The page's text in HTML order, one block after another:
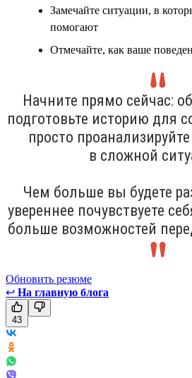
Замечайте ситуации, в
помогают
Отмечайте, как ваше
Начните прямо сейчас:
подготовьте историю для
просто
в сложной
Чем больше вы будете
увереннее почувствуете
больше возможностей
Обновить резюме
↩ На главную блога
43